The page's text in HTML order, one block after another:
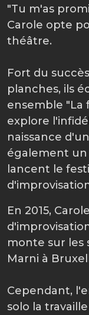
"Tu m'as
Carole opte
théâtre.
Fort du
planches, ils
ensemble "La
explore
naissance
également
lancent le
En 2015,
monte sur les
Marni à
Cependant,
solo la